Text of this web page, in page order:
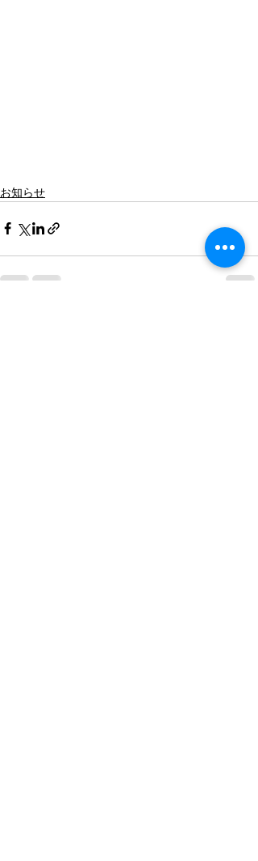
お知らせ